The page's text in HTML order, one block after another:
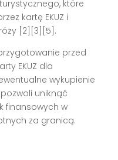
które
kartę EKUZ i
[2][3][5].
przed
EKUZ dla
wykupienie
uniknąć
finansowych w
za granicą.